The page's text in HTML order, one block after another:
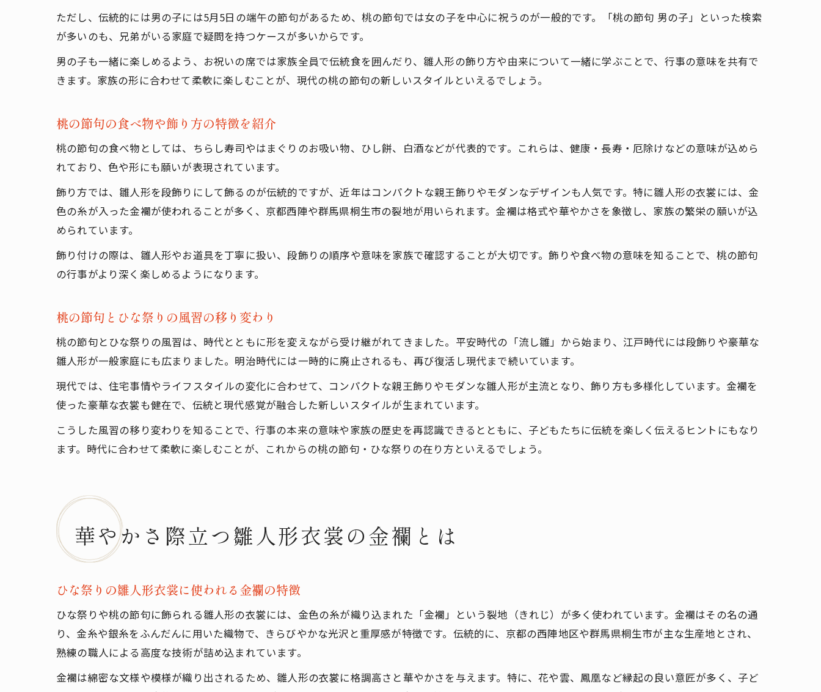
桃の節句を彩る飾りの選び方とコツを紹介
家族で楽しむ桃の節句の飾り方の工夫とは
ただし、伝統的には男の子には5月5日の端午の節句があるため、桃の節句では女の子を中心に祝うのが一般的です。「桃の節句 男の子」といった検索
が多いのも、兄弟がいる家庭で疑問を持つケースが多いからです。
男の子も一緒に楽しめるよう、お祝いの席では家族全員で伝統食を囲んだり、雛人形の飾り方や由来について一緒に学ぶことで、行事の意味を共有で
きます。家族の形に合わせて柔軟に楽しむことが、現代の桃の節句の新しいスタイルといえるでしょう。
桃の節句の食べ物や飾り方の特徴を紹介
桃の節句の食べ物としては、ちらし寿司やはまぐりのお吸い物、ひし餅、白酒などが代表的です。これらは、健康・長寿・厄除けなどの意味が込めら
れており、色や形にも願いが表現されています。
飾り方では、雛人形を段飾りにして飾るのが伝統的ですが、近年はコンパクトな親王飾りやモダンなデザインも人気です。特に雛人形の衣裳には、金
色の糸が入った金襴が使われることが多く、京都西陣や群馬県桐生市の裂地が用いられます。金襴は格式や華やかさを象徴し、家族の繁栄の願いが込
められています。
飾り付けの際は、雛人形やお道具を丁寧に扱い、段飾りの順序や意味を家族で確認することが大切です。飾りや食べ物の意味を知ることで、桃の節句
の行事がより深く楽しめるようになります。
桃の節句とひな祭りの風習の移り変わり
桃の節句とひな祭りの風習は、時代とともに形を変えながら受け継がれてきました。平安時代の「流し雛」から始まり、江戸時代には段飾りや豪華な
雛人形が一般家庭にも広まりました。明治時代には一時的に廃止されるも、再び復活し現代まで続いています。
現代では、住宅事情やライフスタイルの変化に合わせて、コンパクトな親王飾りやモダンな雛人形が主流となり、飾り方も多様化しています。金襴を
使った豪華な衣裳も健在で、伝統と現代感覚が融合した新しいスタイルが生まれています。
こうした風習の移り変わりを知ることで、行事の本来の意味や家族の歴史を再認識できるとともに、子どもたちに伝統を楽しく伝えるヒントにもなり
ます。時代に合わせて柔軟に楽しむことが、これからの桃の節句・ひな祭りの在り方といえるでしょう。
華やかさ際立つ雛人形衣裳の金襴とは
ひな祭りの雛人形衣裳に使われる金襴の特徴
ひな祭りや桃の節句に飾られる雛人形の衣裳には、金色の糸が織り込まれた「金襴」という裂地（きれじ）が多く使われています。金襴はその名の通
り、金糸や銀糸をふんだんに用いた織物で、きらびやかな光沢と重厚感が特徴です。伝統的に、京都の西陣地区や群馬県桐生市が主な生産地とされ、
熟練の職人による高度な技術が詰め込まれています。
金襴は綿密な文様や模様が織り出されるため、雛人形の衣裳に格調高さと華やかさを与えます。特に、花や雲、鳳凰など縁起の良い意匠が多く、子ど